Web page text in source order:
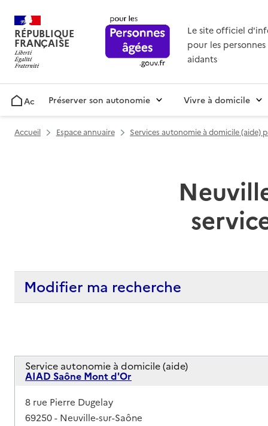
RÉPUBLIQUE
FRANÇAISE
Le site officiel
pour les personnes
aidants
AccueilPréserver son autonomie Vivre à domicile
Accueil Espace annuaire Services autonomie à domicile (aide)
Modifier ma recherche
Service autonomie à domicile (aide)
AIAD Saône Mont d'Or
Adresse
8 rue Pierre Dugelay
69250- Neuville-sur-Saône